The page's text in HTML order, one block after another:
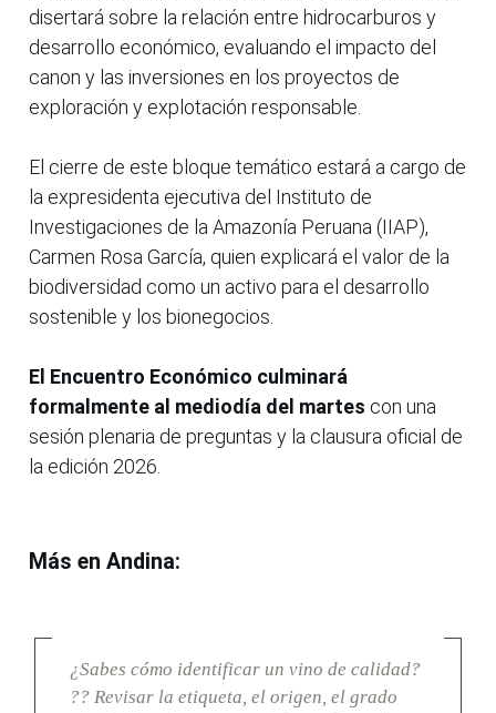
disertará sobre la relación entre hidrocarburos y
desarrollo económico, evaluando el impacto del
canon y las inversiones en los proyectos de
exploración y explotación responsable.
El cierre de este bloque temático estará a cargo de
la expresidenta ejecutiva del Instituto de
Investigaciones de la Amazonía Peruana (IIAP),
Carmen Rosa García, quien explicará el valor de la
biodiversidad como un activo para el desarrollo
sostenible y los bionegocios.
El Encuentro Económico culminará
formalmente al mediodía del martes con una
sesión plenaria de preguntas y la clausura oficial de
la edición 2026.
Más en Andina:
¿Sabes cómo identificar un vino de calidad?
?? Revisar la etiqueta, el origen, el grado